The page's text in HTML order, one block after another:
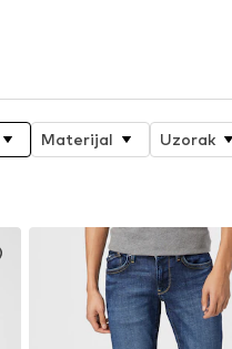
Materijal Uzorak